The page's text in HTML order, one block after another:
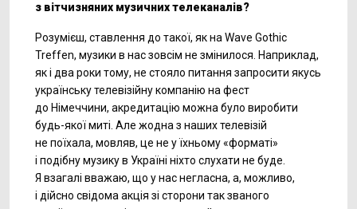
з вітчизняних музичних телеканалів?
Розумієш, ставлення до такої, як на Wave Gothic
Treffen, музики в нас зовсім не змінилося. Наприклад,
як і два роки тому, не стояло питання запросити якусь
українську телевізійну компанію на фест
до Німеччини, акредитацію можна було виробити
будь-якої миті. Але жодна з наших телевізій
не поїхала, мовляв, це не у їхньому «форматі»
і подібну музику в Україні ніхто слухати не буде.
Я взагалі вважаю, що у нас негласна, а, можливо,
і дійсно свідома акція зі сторони так званого